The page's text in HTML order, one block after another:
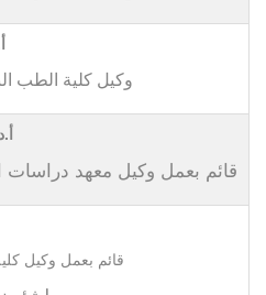
وكيل كلية الطب
قائم بعمل وكيل معهد دراسات
قائم بعمل وكيل